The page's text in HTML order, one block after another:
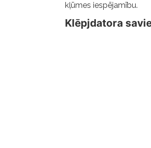
kļūmes iespējamību.
Klēpjdatora